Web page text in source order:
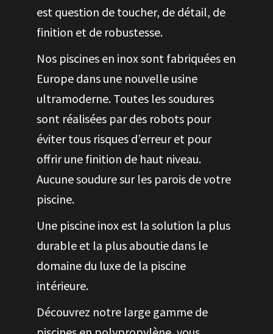
est question de toucher, de détail, de
finition et de robustesse.
Nos piscines en inox sont fabriquées en
Europe dans une nouvelle usine
ultramoderne. Toutes les soudures
sont réalisées par des robots pour
éviter tous risques d’erreur et pour
offrir une finition de haut niveau.
Aucune soudure sur les parois de votre
piscine.
Une piscine inox est la solution la plus
durable et la plus aboutie dans le
domaine du luxe de la piscine
intérieure.
Découvrez notre large gamme de